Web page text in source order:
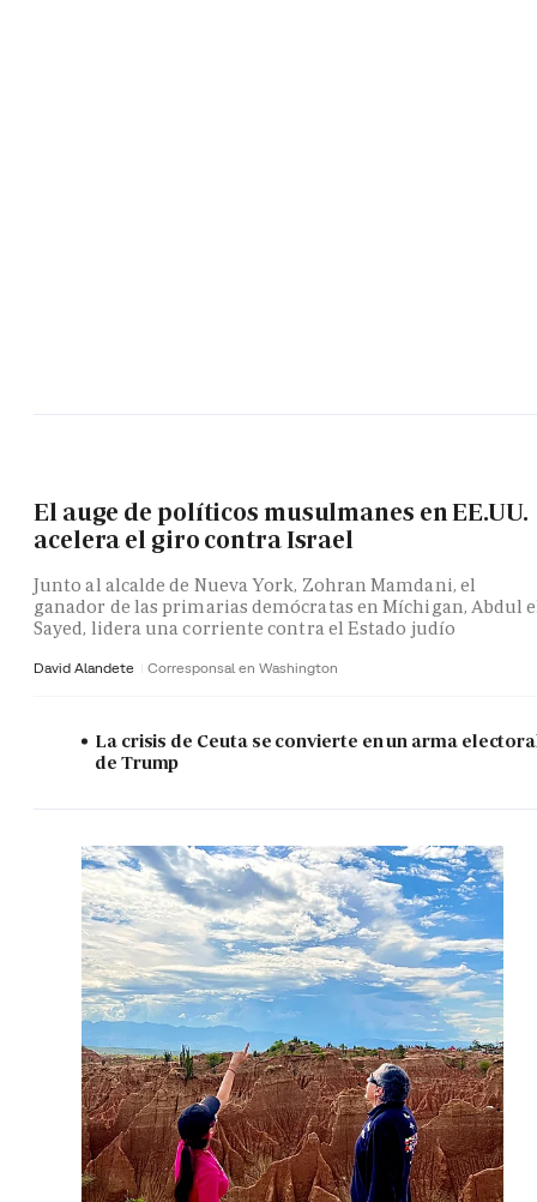
El auge de políticos musulmanes en EE.UU.
acelera el giro contra Israel
Junto al alcalde de Nueva York, Zohran Mamdani, el
ganador de las primarias demócratas en Míchigan, Abdul
Sayed, lidera una corriente contra el Estado judío
David Alandete Corresponsal en Washington
La crisis de Ceuta se convierte en un arma
de Trump